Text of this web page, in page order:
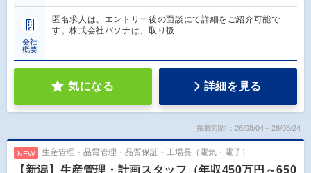
会社
概要
匿名求人は、エントリー後の面談にて詳細をご紹介可能で
す。株式会社パソナは、取り扱…
気になる 詳細を見る
掲載期間：26/08/04～26/08/24
NEW 生産管理・品質管理・品質保証・工場長（電気・電子）
【新潟】生産管理・計画スタッフ（年収450万円～650